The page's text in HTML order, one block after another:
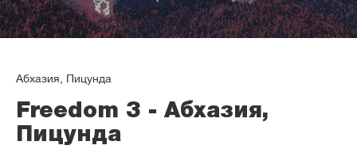
Абхазия, Пицунда
Freedom 3 - Абхазия,
Пицунда